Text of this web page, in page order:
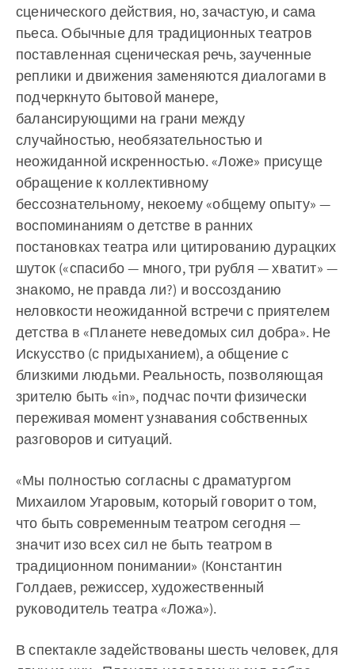
сценического действия, но, зачастую, и сама
пьеса. Обычные для традиционных театров
поставленная сценическая речь, заученные
реплики и движения заменяются диалогами в
подчеркнуто бытовой манере,
балансирующими на грани между
случайностью, необязательностью и
неожиданной искренностью. «Ложе» присуще
обращение к коллективному
бессознательному, некоему «общему опыту» —
воспоминаниям о детстве в ранних
постановках театра или цитированию дурацких
шуток («спасибо — много, три рубля — хватит» —
знакомо, не правда ли?) и воссозданию
неловкости неожиданной встречи с приятелем
детства в «Планете неведомых сил добра». Не
Искусство (с придыханием), а общение с
близкими людьми. Реальность, позволяющая
зрителю быть «in», подчас почти физически
переживая момент узнавания собственных
разговоров и ситуаций.
«Мы полностью согласны с драматургом
Михаилом Угаровым, который говорит о том,
что быть современным театром сегодня —
значит изо всех сил не быть театром в
традиционном понимании» (Константин
Голдаев, режиссер, художественный
руководитель театра «Ложа»).
В спектакле задействованы шесть человек, для